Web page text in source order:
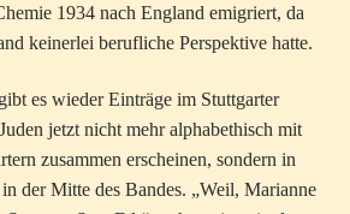
1934 nach England emigriert, da
keinerlei berufliche Perspektive hatte.
es wieder Einträge im Stuttgarter
jetzt nicht mehr alphabethisch mit
zusammen erscheinen, sondern in
der Mitte des Bandes. „Weil, Marianne